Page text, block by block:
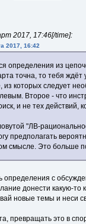
2017, 17:46[/time]:
2017, 16:42
определения из
точна, то тебя
из которых следует
Второе - что
и не тех действий,
"ЛВ-
предполагать
смысле. Это больше
определения с
донести какую-
новые темы и неси
превращать это в